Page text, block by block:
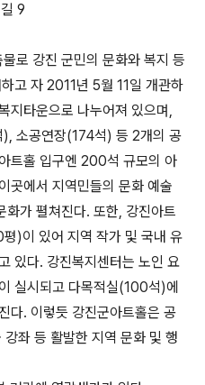
9
로 강진 군민의 문화와 복지 등
고 자 2011년 5월 11일 개관하
지타운으로 나누어져 있으며,
소공연장(174석) 등 2개의 공
트홀 입구엔 200석 규모의 아
곳에서 지역민들의 문화 예술
화가 펼쳐진다. 또한, 강진아트
)이 있어 지역 작가 및 국내 유
있다. 강진복지센터는 노인 요
실시되고 다목적실(100석)에
다. 이렇듯 강진군아트홀은 공
좌 등 활발한 지역 문화 및 행